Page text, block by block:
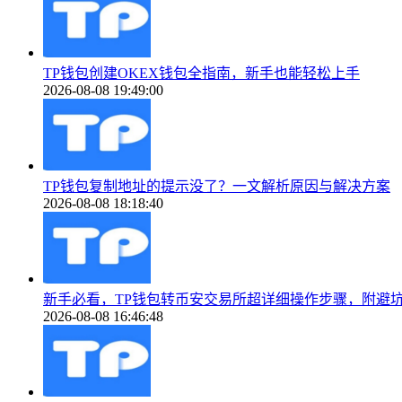
TP钱包创建OKEX钱包全指南，新手也能轻松上手
2026-08-08 19:49:00
TP钱包复制地址的提示没了？一文解析原因与解决方案
2026-08-08 18:18:40
新手必看，TP钱包转币安交易所超详细操作步骤，附避
2026-08-08 16:46:48